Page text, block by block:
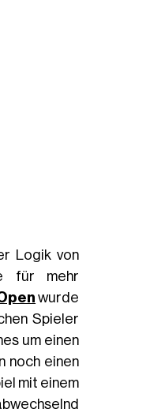
Logik von
für mehr
wurde
Spieler
um einen
noch einen
mit einem